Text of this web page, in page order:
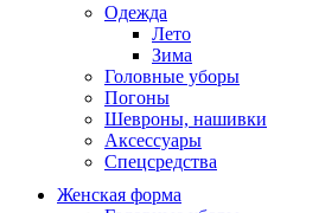
Одежда
Лето
Зима
Головные уборы
Погоны
Шевроны, нашивки
Аксессуары
Спецсредства
Женская форма